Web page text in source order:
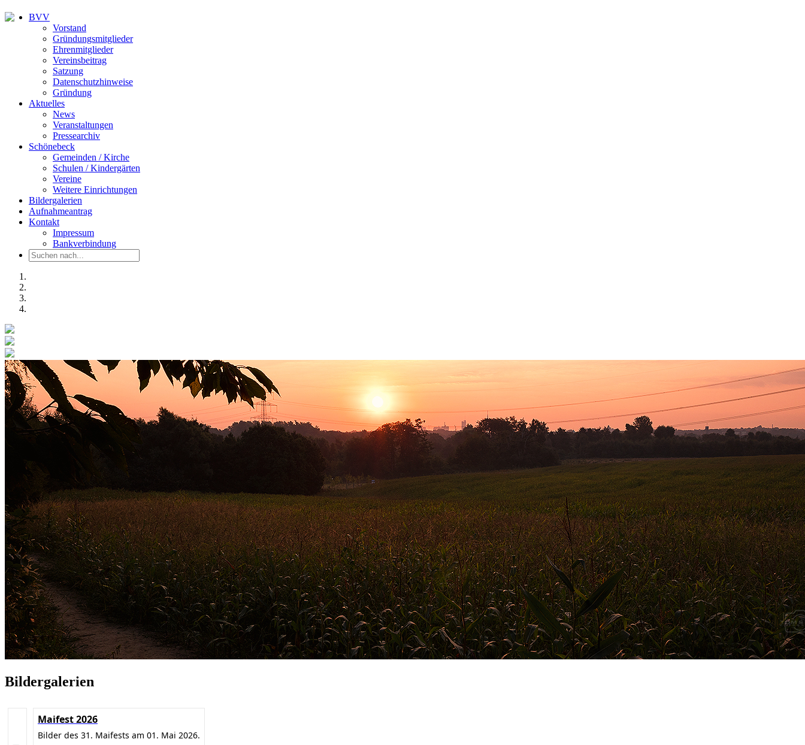
BVV
Vorstand
Gründungsmitglieder
Ehrenmitglieder
Vereinsbeitrag
Satzung
Datenschutzhinweise
Gründung
Aktuelles
News
Veranstaltungen
Pressearchiv
Schönebeck
Gemeinden / Kirche
Schulen / Kindergärten
Vereine
Weitere Einrichtungen
Bildergalerien
Aufnahmeantrag
Kontakt
Impressum
Bankverbindung
Bildergalerien
Maifest 2026
Bilder des 31. Maifests am 01. Mai 2026.